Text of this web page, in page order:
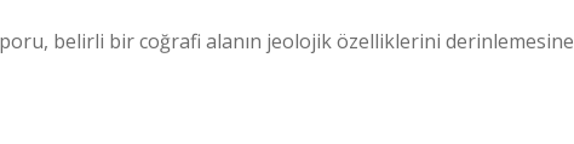
belirli bir coğrafi alanın jeolojik özelliklerini derinlemesine